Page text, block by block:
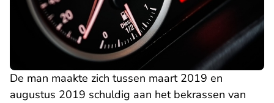
De man maakte zich tussen maart 2019 en
augustus 2019 schuldig aan het bekrassen van